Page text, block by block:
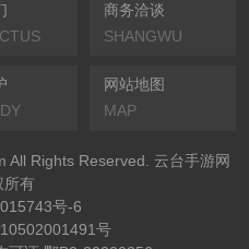
商务洽谈
SHANGWU
网站地图
MAP
All Rights Reserved. 云台手游网
所有
号-6
号